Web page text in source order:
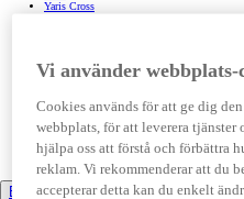
Yaris Cross
Toyota C-HR
RAV4
Land Cruiser
Hilux
Proace
Proace City
Proace Verso
Proace Max
Biltyper
Vi använder webbplats-
Cookies används för att ge dig
webbplats, för att leverera
hjälpa oss att förstå och förbättra
reklam. Vi rekommenderar att du
accepterar detta kan du enkelt